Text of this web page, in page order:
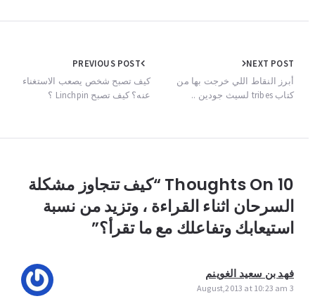
Post
navigation
PREVIOUS POST
كيف تصبح شخص يصعب الاستغناء
عنه؟ كيف تصبح Linchpin ؟
NEXT POST
أبرز النقاط اللي خرجت بها من
كتاب tribes لسيث جودين ..
10 Thoughts On “كيف تتجاوز مشكلة
السرحان اثناء القراءة ، وتزيد من نسبة
استيعابك وتفاعلك مع ما تقرأ؟”
فهد بن سعيد الغوينم